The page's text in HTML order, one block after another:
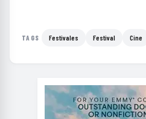
TAGS Festivales Festival Cine